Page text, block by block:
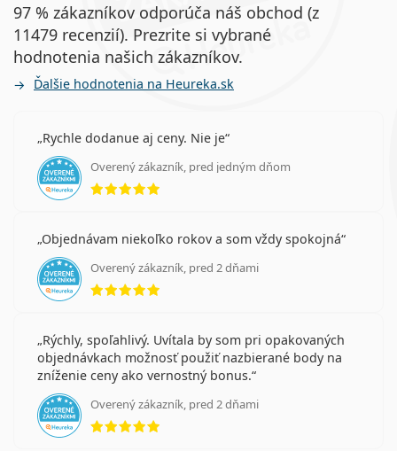
97 % zákazníkov odporúča náš obchod (z
11479 recenzií). Prezrite si vybrané
hodnotenia našich zákazníkov.
Ďalšie hodnotenia na Heureka.sk
Rychle dodanue aj ceny. Nie je
Overený zákazník, pred jedným dňom
hodnotenie 5 z 5
Objednávam niekoľko rokov a som vždy spokojná
Overený zákazník, pred 2 dňami
hodnotenie 5 z 5
Rýchly, spoľahlivý. Uvítala by som pri opakovaných
objednávkach možnosť použiť nazbierané body na
zníženie ceny ako vernostný bonus.
Overený zákazník, pred 2 dňami
hodnotenie 5 z 5